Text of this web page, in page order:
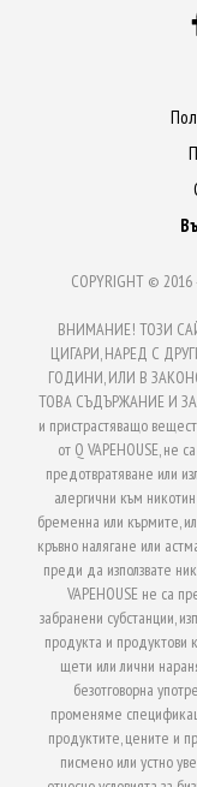
COPYRIGHT © 2016
ВНИМАНИЕ! ТОЗИ
ЦИГАРИ, НАРЕД С
ГОДИНИ, ИЛИ В
ТОВА СЪДЪРЖАНИЕ И ЗА
и пристрастяващо
от Q VAPEHOUSE, не
предотвратяване или
алергични към
бременна или кърмите,
кръвно налягане или
преди да използвате
VAPEHOUSE не са
забранени субстанции,
продукта и продуктови
щети или лични
безотговорна
променяме
продуктите, цените и
писмено или устно